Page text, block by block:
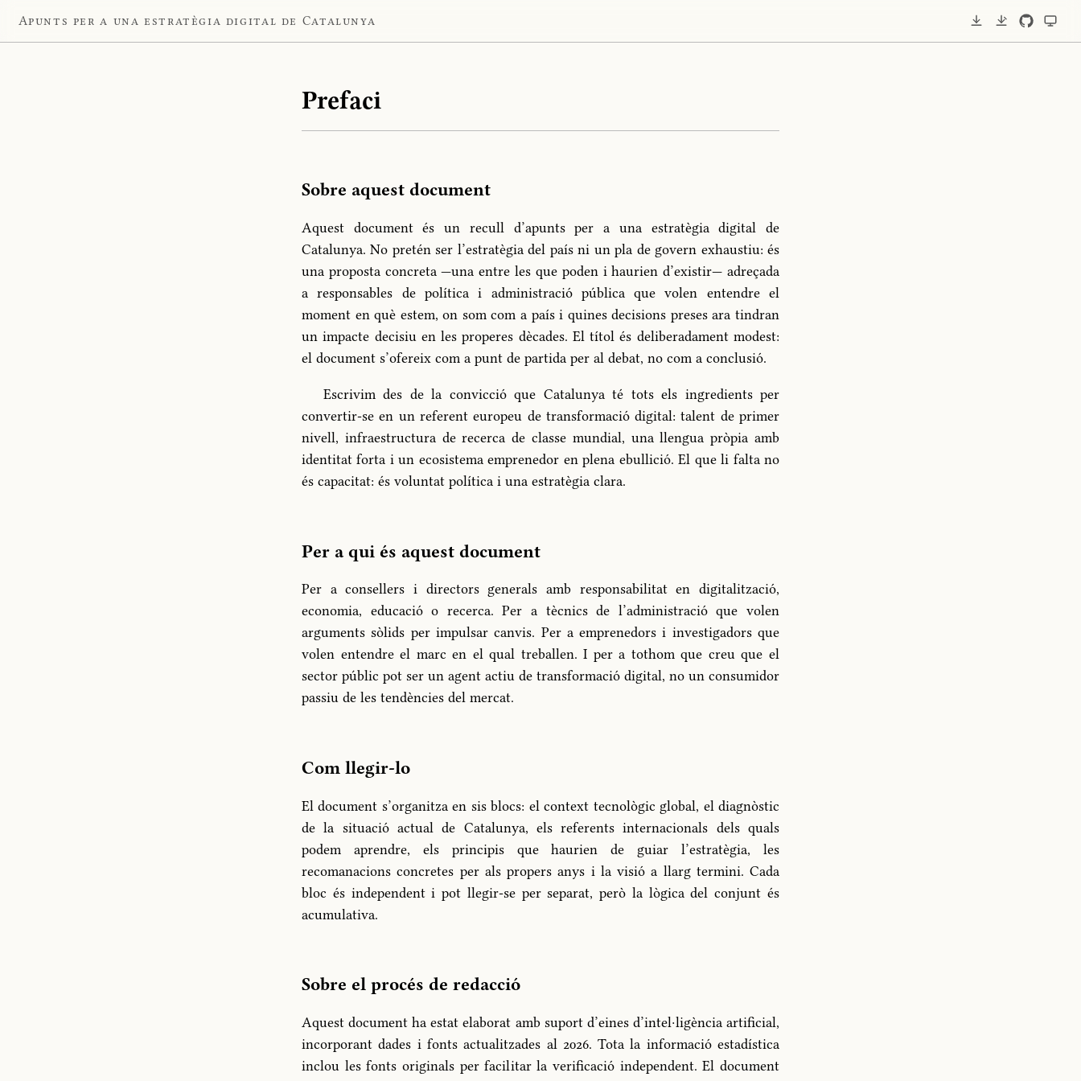
Apunts per a una estratègia digital de Catalunya
Prefaci
Sobre aquest document
Aquest document és un recull d’apunts per a una estratègia digital de
Catalunya. No pretén ser l’estratègia del país ni un pla de govern exhaustiu: és
una proposta concreta —una entre les que poden i haurien d’existir— adreçada
a responsables de política i administració pública que volen entendre el
moment en què estem, on som com a país i quines decisions preses ara tindran
un impacte decisiu en les properes dècades. El títol és deliberadament modest:
el document s’ofereix com a punt de partida per al debat, no com a conclusió.
Escrivim des de la convicció que Catalunya té tots els ingredients per
convertir-se en un referent europeu de transformació digital: talent de primer
nivell, infraestructura de recerca de classe mundial, una llengua pròpia amb
identitat forta i un ecosistema emprenedor en plena ebullició. El que li falta no
és capacitat: és voluntat política i una estratègia clara.
Per a qui és aquest document
Per a consellers i directors generals amb responsabilitat en digitalització,
economia, educació o recerca. Per a tècnics de l’administració que volen
arguments sòlids per impulsar canvis. Per a emprenedors i investigadors que
volen entendre el marc en el qual treballen. I per a tothom que creu que el
sector públic pot ser un agent actiu de transformació digital, no un consumidor
passiu de les tendències del mercat.
Com llegir-lo
El document s’organitza en sis blocs: el context tecnològic global, el diagnòstic
de la situació actual de Catalunya, els referents internacionals dels quals
podem aprendre, els principis que haurien de guiar l’estratègia, les
recomanacions concretes per als propers anys i la visió a llarg termini. Cada
bloc és independent i pot llegir-se per separat, però la lògica del conjunt és
acumulativa.
Sobre el procés de redacció
Aquest document ha estat elaborat amb suport d’eines d’intel·ligència artificial,
incorporant dades i fonts actualitzades al 2026. Tota la informació estadística
inclou les fonts originals per facilitar la verificació independent. El document